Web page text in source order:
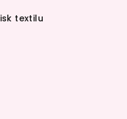
textilu